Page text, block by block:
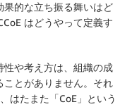
果的な立ち振る舞いはど
はどうやって定義す
や考え方は、組織の成
とがありません。それ
はたまた「CoE」という